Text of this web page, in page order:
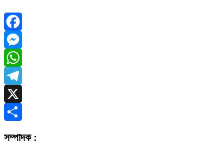
Facebook
Messenger
WhatsApp
Telegram
X
সম্পাদক :